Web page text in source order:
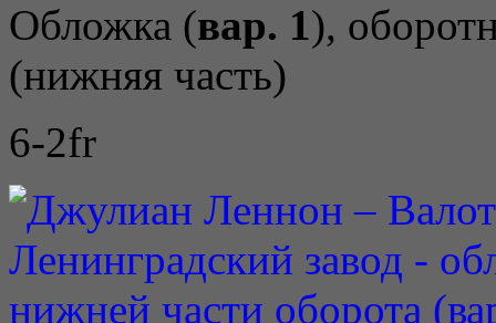
Обложка (вар. 1),
(нижняя часть)
6-2fr